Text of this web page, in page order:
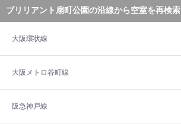
ブリリアント扇町公園の沿線から空室を再検索
大阪環状線
大阪メトロ谷町線
阪急神戸線